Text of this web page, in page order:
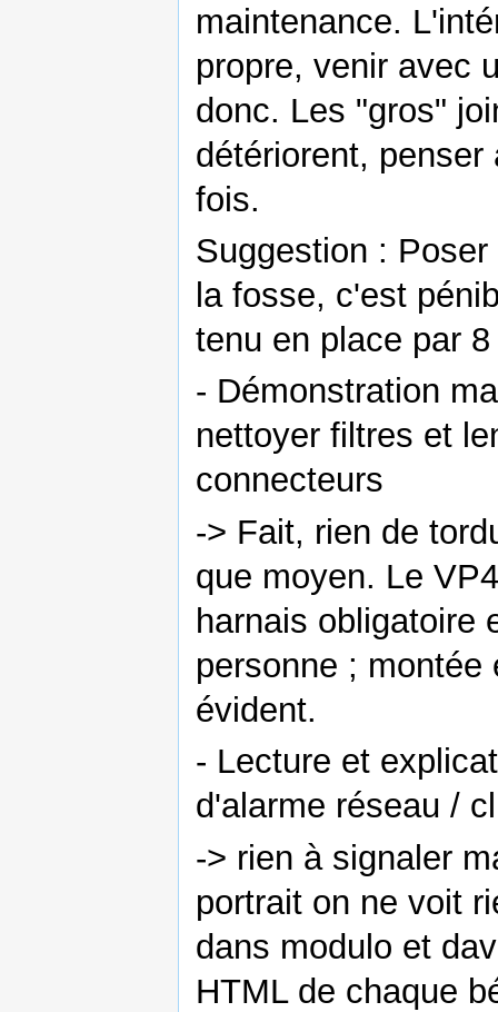
maintenance.
propre, venir avec
donc. Les "gros"
détériorent,
fois.
Suggestion :
la fosse, c'est
tenu en place par
- Démonstration
nettoyer filtres et
connecteurs
-> Fait, rien de
que moyen. Le
harnais obligatoire
personne ;
évident.
- Lecture et
d'alarme réseau /
-> rien à signaler
portrait on ne voit
dans modulo et
HTML de chaque